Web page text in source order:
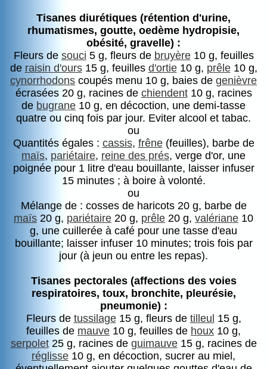
Tisanes diurétiques (rétention d'urine,
rhumatismes, goutte, oedème hydropisie,
obésité, gravelle) :
Fleurs de souci 5 g, fleurs de bruyère10 g, feuilles
de raisin d'ours15 g, feuilles d'ortie10 g, prêle10 g,
cynorrhodons coupés menu 10 g, baies de genièvre
écrasées 20 g, racines de chiendent10 g, racines
de bugrane 10 g, en décoction, une demi-tasse
quatre ou cinq fois par jour. Eviter alcool et tabac.
ou
Quantités égales : cassis, frêne(feuilles), barbe de
maïs, pariétaire, reine des prés, verge d'or, une
poignée pour 1 litre d'eau bouillante, laisser infuser
15 minutes ; à boire à volonté.
ou
Mélange de : cosses de haricots 20 g, barbe de
maïs 20 g, pariétaire 20 g, prêle 20 g, valériane 10
g, une cuillerée à café pour une tasse d'eau
bouillante; laisser infuser 10 minutes; trois fois par
jour (à jeun ou entre les repas).
Tisanes pectorales (affections des voies
respiratoires, toux, bronchite, pleurésie,
pneumonie) :
Fleurs de tussilage15 g, fleurs de tilleul 15 g,
feuilles de mauve 10 g, feuilles de houx 10 g,
serpolet25 g, racines de guimauve15 g, racines de
réglisse 10 g, en décoction, sucrer au miel,